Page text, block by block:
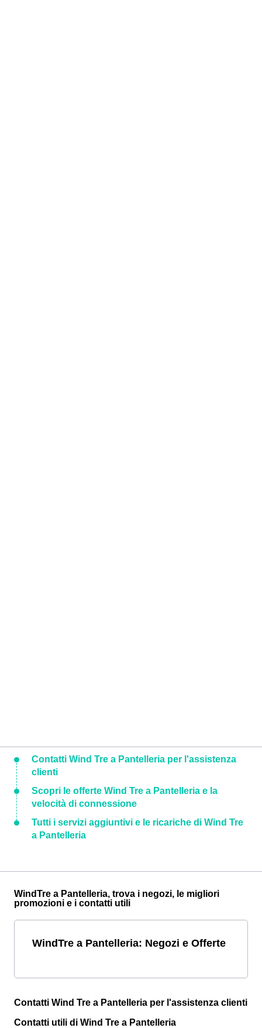
Contatti Wind Tre a Pantelleria per l'assistenza
clienti
Scopri le offerte Wind Tre a Pantelleria e la
velocità di connessione
Tutti i servizi aggiuntivi e le ricariche di Wind Tre
a Pantelleria
WindTre a Pantelleria, trova i negozi, le migliori
promozioni e i contatti utili
WindTre a Pantelleria: Negozi e Offerte
Contatti Wind Tre a Pantelleria per l'assistenza clienti
Contatti utili di Wind Tre a Pantelleria